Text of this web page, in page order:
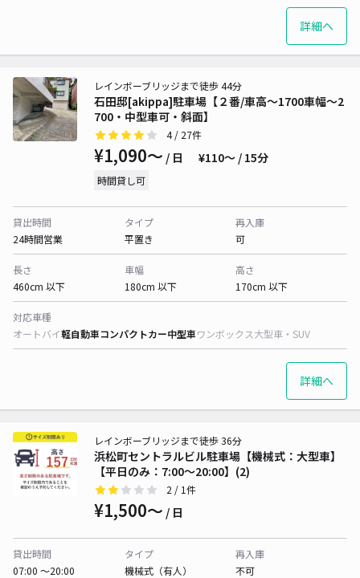
詳細へ
石田邸[akippa]駐車場【２番/車高〜1700車幅〜2
700・中型車可・斜面】
レインボーブリッジまで徒歩 44分
4/ 27件
¥1,090〜 / 日 ¥110〜 / 15分
時間貸し可
貸出時間
24時間営業
タイプ
平置き
再入庫
可
長さ
460cm 以下
車幅
180cm 以下
高さ
170cm 以下
対応車種
オートバイ軽自動車コンパクトカー中型車ワンボックス大型車・SUV
詳細へ
浜松町セントラルビル駐車場【機械式：大型車】
【平日のみ：7:00～20:00】(2)
レインボーブリッジまで徒歩 36分
2 / 1件
¥1,500〜 / 日
貸出時間
07:00 〜20:00
タイプ
機械式（有人）
再入庫
不可